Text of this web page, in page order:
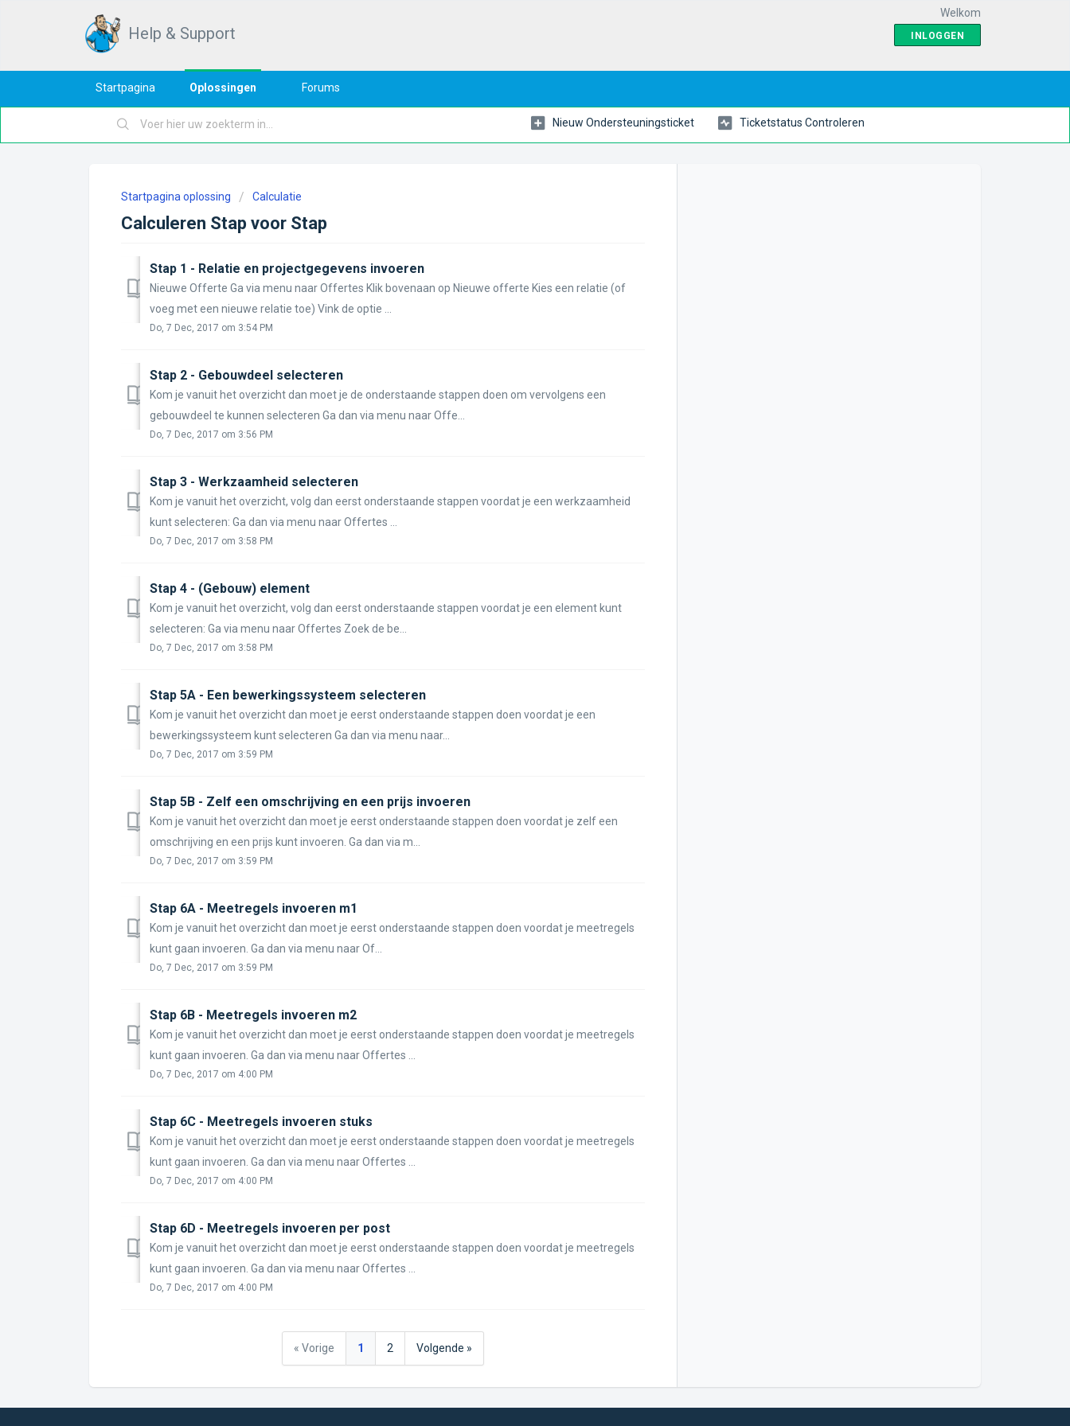
Help & Support
Welkom
INLOGGEN
Startpagina Oplossingen Forums
Nieuw Ondersteuningsticket Ticketstatus Controleren
Startpagina oplossing Calculatie
Calculeren Stap voor Stap
Stap 1 - Relatie en projectgegevens invoeren
Nieuwe Offerte Ga via menu naar Offertes Klik bovenaan op Nieuwe offerte Kies een relatie (of
voeg met een nieuwe relatie toe) Vink de optie ...
Do, 7 Dec, 2017 om 3:54 PM
Stap 2 - Gebouwdeel selecteren
Kom je vanuit het overzicht dan moet je de onderstaande stappen doen om vervolgens een
gebouwdeel te kunnen selecteren Ga dan via menu naar Offe...
Do, 7 Dec, 2017 om 3:56 PM
Stap 3 - Werkzaamheid selecteren
Kom je vanuit het overzicht, volg dan eerst onderstaande stappen voordat je een werkzaamheid
kunt selecteren: Ga dan via menu naar Offertes ...
Do, 7 Dec, 2017 om 3:58 PM
Stap 4 - (Gebouw) element
Kom je vanuit het overzicht, volg dan eerst onderstaande stappen voordat je een element kunt
selecteren: Ga via menu naar Offertes Zoek de be...
Do, 7 Dec, 2017 om 3:58 PM
Stap 5A - Een bewerkingssysteem selecteren
Kom je vanuit het overzicht dan moet je eerst onderstaande stappen doen voordat je een
bewerkingssysteem kunt selecteren Ga dan via menu naar...
Do, 7 Dec, 2017 om 3:59 PM
Stap 5B - Zelf een omschrijving en een prijs invoeren
Kom je vanuit het overzicht dan moet je eerst onderstaande stappen doen voordat je zelf een
omschrijving en een prijs kunt invoeren. Ga dan via m...
Do, 7 Dec, 2017 om 3:59 PM
Stap 6A - Meetregels invoeren m1
Kom je vanuit het overzicht dan moet je eerst onderstaande stappen doen voordat je meetregels
kunt gaan invoeren. Ga dan via menu naar Of...
Do, 7 Dec, 2017 om 3:59 PM
Stap 6B - Meetregels invoeren m2
Kom je vanuit het overzicht dan moet je eerst onderstaande stappen doen voordat je meetregels
kunt gaan invoeren. Ga dan via menu naar Offertes ...
Do, 7 Dec, 2017 om 4:00 PM
Stap 6C - Meetregels invoeren stuks
Kom je vanuit het overzicht dan moet je eerst onderstaande stappen doen voordat je meetregels
kunt gaan invoeren. Ga dan via menu naar Offertes ...
Do, 7 Dec, 2017 om 4:00 PM
Stap 6D - Meetregels invoeren per post
Kom je vanuit het overzicht dan moet je eerst onderstaande stappen doen voordat je meetregels
kunt gaan invoeren. Ga dan via menu naar Offertes ...
Do, 7 Dec, 2017 om 4:00 PM
« Vorige 1 2 Volgende »